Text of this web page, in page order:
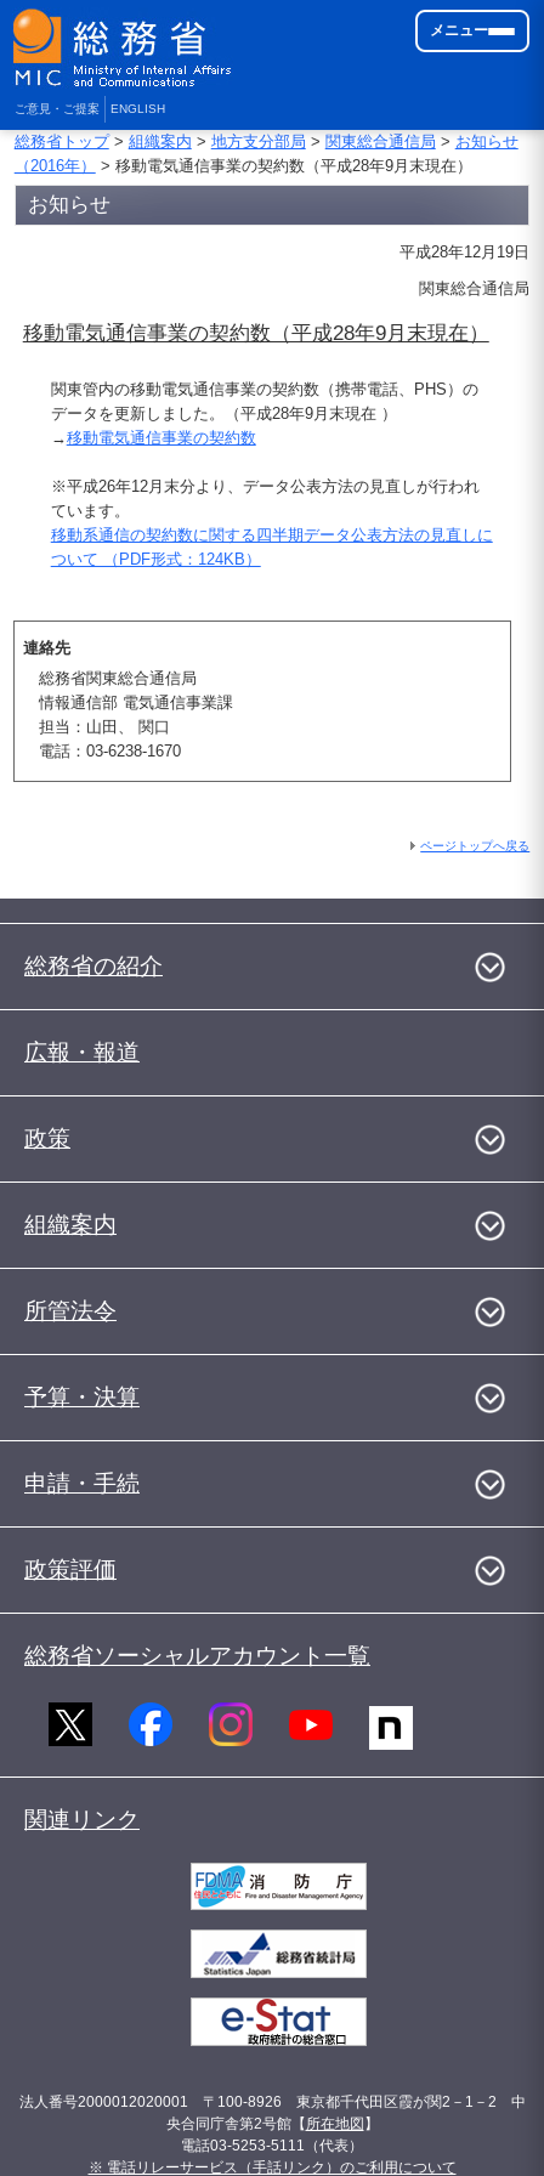
ご意見・ご提案 ENGLISH
メニュー
総務省トップ> 組織案内 > 地方支分部局 > 関東総合通信局 > お知らせ
（2016年）
> 移動電気通信事業の契約数（平成28年9月末現在）
お知らせ
平成28年12月19日
関東総合通信局
移動電気通信事業の契約数（平成28年9月末現在）
関東管内の移動電気通信事業の契約数（携帯電話、PHS）の
データを更新しました。（平成28年9月末現在 ）
→移動電気通信事業の契約数
※平成26年12月末分より、データ公表方法の見直しが行われ
ています。
移動系通信の契約数に関する四半期データ公表方法の見直しに
ついて （PDF形式：124KB）
連絡先
総務省関東総合通信局
情報通信部 電気通信事業課
担当：山田、 関口
電話：03-6238-1670
ページトップへ戻る
総務省の紹介
広報・報道
政策
組織案内
所管法令
予算・決算
申請・手続
政策評価
総務省ソーシャルアカウント一覧
関連リンク
法人番号2000012020001 〒100-8926 東京都千代田区霞が関2－1－2 中
央合同庁舎第2号館【 所在地図 】
電話03-5253-5111（代表）
※ 電話リレーサービス（手話リンク）のご利用について